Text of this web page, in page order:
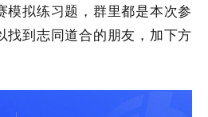
模拟练习题，群里都是本次参
找到志同道合的朋友，加下方